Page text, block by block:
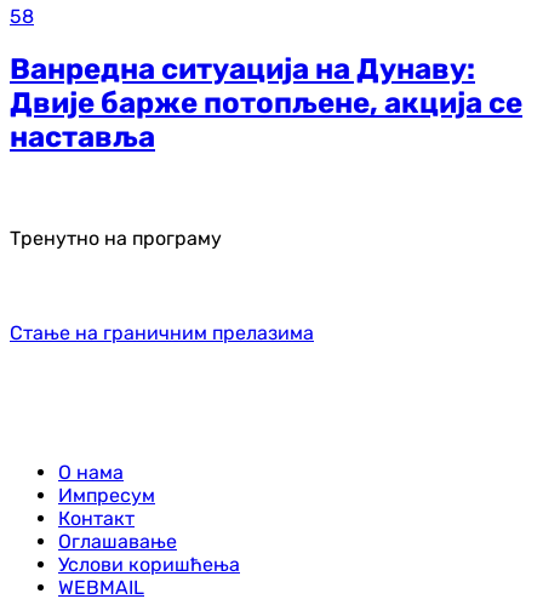
58
Ванредна ситуација на Дунаву:
Двије барже потопљене, акција се
наставља
Тренутно на програму
Стање на граничним прелазима
О нама
Импресум
Контакт
Оглашавање
Услови коришћења
WEBMAIL